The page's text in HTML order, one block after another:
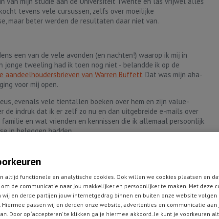
altijd functionele en analytische cookies. Ook willen we cookies plaatsen en
de communicatie naar jou makkelijker en persoonlijker te maken. Met deze
wij en derde partijen jouw internetgedrag binnen en buiten onze website volgen
Hiermee passen wij en derden onze website, advertenties en communicatie aan
Door op ‘accepteren’ te klikken ga je hiermee akkoord. Je kunt je voorkeuren
tevens vele cursussen, zelfs over moeilijke
maar beter werden de resultaten daar niet van.
een van de vele avonden (en nachten!) waarop ik mij in
jonge tweeling had ik toen nog niet - belandde ik op de
aandeelhoudersbrieven van Warren Buffett. Dat was mijn aha-
voor mij open.
evenals vele tientallen boeken over hem en zijn value-
de indruk dat ik er zelf zo nu en dan uitgebreide e-mails over
en wat vrienden en kennissen die ik allemaal persoonlijk
in beleggen hadden.
Steeds vaker ontving ik bericht van onbekenden die iets
zelf ook graag zouden willen ontvangen. De aanvankelijke
werd steeds populairder en tegemoetkomend aan
onze aandelenanalysedienst.
opnieuw naar aanleiding van verzoeken van beleggers